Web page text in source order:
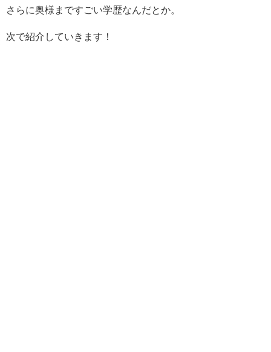
さらに奥様まですごい学歴なんだとか。
次で紹介していきます！